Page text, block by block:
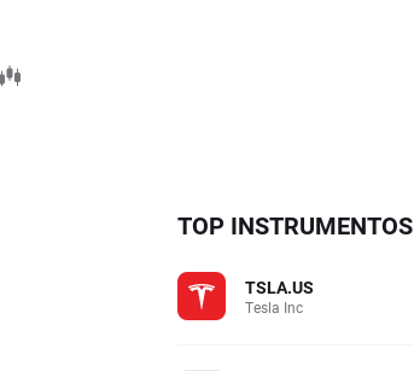
TOP INSTRUMENTOS
TSLA.US
Tesla Inc